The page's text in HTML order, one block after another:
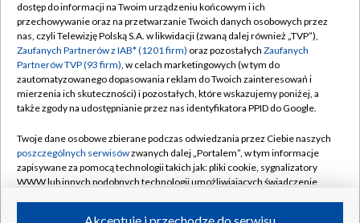
Abonament TVP
Emisja w TVP
Centrum informacji TVP
Naziemna Telewizja Cyfrowa
Rada Programowa
System NOS
Informacje o nadawcy
Regulamin TVP
Polityka prywatności
Moje zgody
Pomoc
Kontakt
Kanały
dostęp do informacji na Twoim urządzeniu końcowym i ich
przechowywanie oraz na przetwarzanie Twoich danych osobowych przez
nas, czyli Telewizję Polską S.A. w likwidacji (zwaną dalej również „TVP”),
Zaufanych Partnerów z IAB* (1201 firm) oraz pozostałych Zaufanych
Partnerów TVP (93 firm), w celach marketingowych (w tym do
zautomatyzowanego dopasowania reklam do Twoich zainteresowań i
mierzenia ich skuteczności) i pozostałych, które wskazujemy poniżej, a
także zgody na udostępnianie przez nas identyfikatora PPID do Google.
Twoje dane osobowe zbierane podczas odwiedzania przez Ciebie naszych
poszczególnych serwisówzwanych dalej „Portalem”, w tym informacje
zapisywane za pomocą technologii takich jak: pliki cookie, sygnalizatory
WWW lub innych podobnych technologii umożliwiających świadczenie